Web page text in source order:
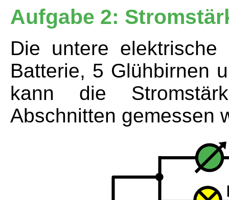
Aufgabe 2:
Die untere
Batterie, 5 Glühbirnen
kann die
Abschnitten gemessen